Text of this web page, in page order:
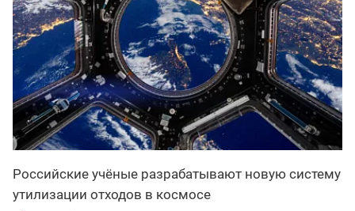
Российские учёные разрабатывают новую систему
утилизации отходов в космосе